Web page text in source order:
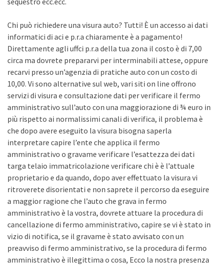
Chi può richiedere una visura auto? Tutti! È un accesso ai dati
informatici di aci e p.r.a chiaramente è a pagamento!
Direttamente agli uffci p.r.a della tua zona il costo è di 7,00
circa ma dovrete prepararvi per interminabili attese, oppure
recarvi presso un’agenzia di pratiche auto con un costo di
10,00. Vi sono alternative sul web, vari siti on line offrono
servizi di visura e consultazione dati per verificare il fermo
amministrativo sull’auto con una maggiorazione di ¾ euro in
più rispetto ai normalissimi canali di verifica, il problema è
che dopo avere eseguito la visura bisogna saperla
interpretare capire l’ente che applica il fermo
amministrativo o gravame verificare l’esattezza dei dati
targa telaio immatricolazione verificare chi è è l’attuale
proprietario e da quando, dopo aver effettuato la visura vi
ritroverete disorientati e non saprete il percorso da eseguire
a maggior ragione che l’auto che grava in fermo
amministrativo è la vostra, dovrete attuare la procedura di
cancellazione di fermo amministrativo, capire se vi è stato in
vizio di notifica, se il gravame è stato avvisato con un
preavviso di fermo amministrativo, se la procedura di fermo
amministrativo è illegittima o cosa, Ecco la nostra presenza